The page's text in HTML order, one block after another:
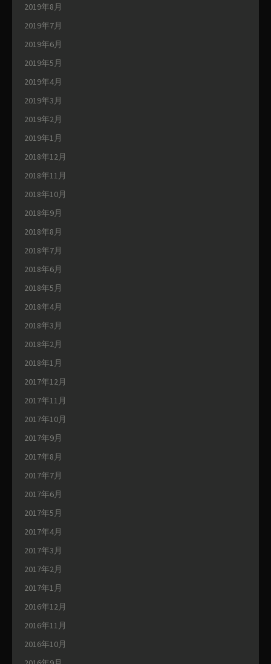
2019年8月
2019年7月
2019年6月
2019年5月
2019年4月
2019年3月
2019年2月
2019年1月
2018年12月
2018年11月
2018年10月
2018年9月
2018年8月
2018年7月
2018年6月
2018年5月
2018年4月
2018年3月
2018年2月
2018年1月
2017年12月
2017年11月
2017年10月
2017年9月
2017年8月
2017年7月
2017年6月
2017年5月
2017年4月
2017年3月
2017年2月
2017年1月
2016年12月
2016年11月
2016年10月